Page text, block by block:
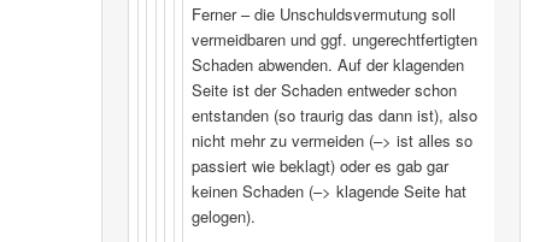
Ferner – die Unschuldsvermutung soll
vermeidbaren und ggf. ungerechtfertigten
Schaden abwenden. Auf der klagenden
Seite ist der Schaden entweder schon
entstanden (so traurig das dann ist), also
nicht mehr zu vermeiden (–> ist alles so
passiert wie beklagt) oder es gab gar
keinen Schaden (–> klagende Seite hat
gelogen).